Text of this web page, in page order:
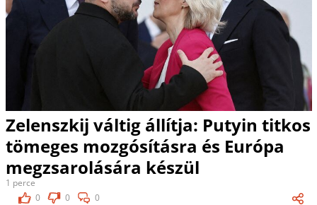
Zelenszkij váltig állítja: Putyin titkos
tömeges mozgósításra és Európa
megzsarolására készül
1 perce
0
0 0